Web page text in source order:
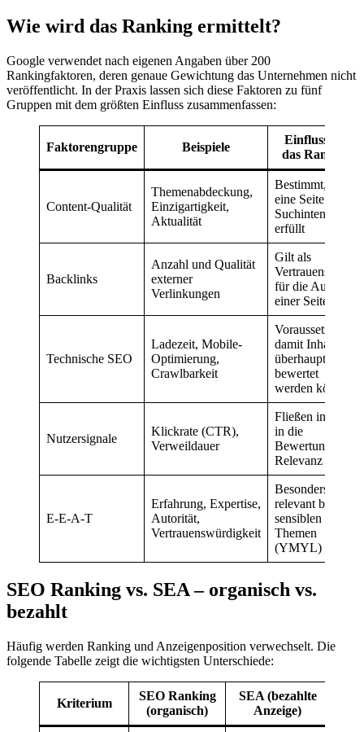
Wie wird das Ranking ermittelt?
Google verwendet nach eigenen Angaben über 200
Rankingfaktoren, deren genaue Gewichtung das Unternehmen nicht
veröffentlicht. In der Praxis lassen sich diese Faktoren zu fünf
Gruppen mit dem größten Einfluss zusammenfassen:
Faktorengruppe Beispiele
Einfluss auf
das Ranking
Content-Qualität
Themenabdeckung,
Einzigartigkeit,
Aktualität
Bestimmt, ob
eine Seite die
Suchintention
erfüllt
Backlinks
Anzahl und Qualität
externer
Verlinkungen
Gilt als
Vertrauenssignal
für die Autorität
einer Seite
Technische SEO
Ladezeit, Mobile-
Optimierung,
Crawlbarkeit
Voraussetzung,
damit Inhalte
überhaupt
bewertet
werden können
Nutzersignale
Klickrate (CTR),
Verweildauer
Fließen indirekt
in die
Bewertung der
Relevanz ein
E-E-A-T
Erfahrung, Expertise,
Autorität,
Vertrauenswürdigkeit
Besonders
relevant bei
sensiblen
Themen
(YMYL)
SEO Ranking vs. SEA – organisch vs.
bezahlt
Häufig werden Ranking und Anzeigenposition verwechselt. Die
folgende Tabelle zeigt die wichtigsten Unterschiede:
Kriterium
SEO Ranking
(organisch)
SEA (bezahlte
Anzeige)